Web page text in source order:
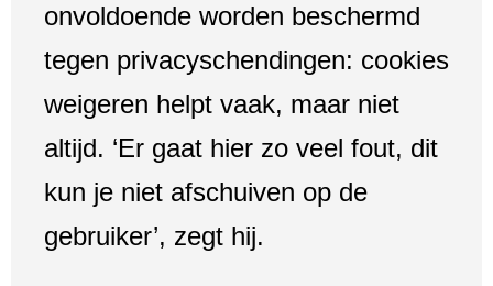
onvoldoende worden beschermd
tegen privacyschendingen: cookies
weigeren helpt vaak, maar niet
altijd. ‘Er gaat hier zo veel fout, dit
kun je niet afschuiven op de
gebruiker’, zegt hij.